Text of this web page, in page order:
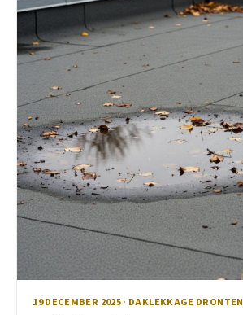
19 DECEMBER 2025 · DAKLEKKAGE DRONTEN